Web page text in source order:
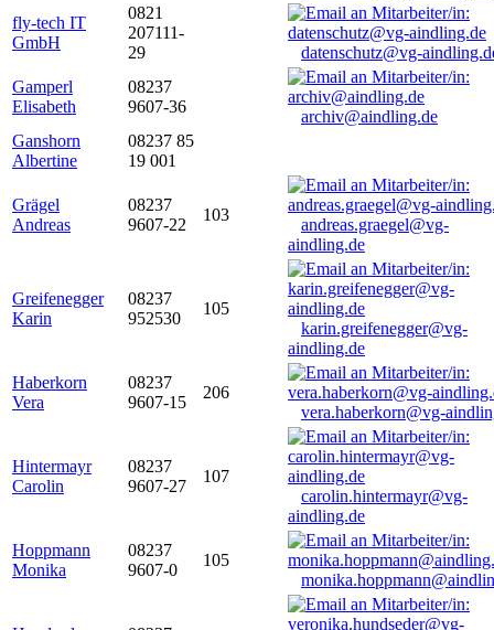
fly-tech IT
GmbH
0821
207111-
29
datenschutz@vg-
Gamperl
Elisabeth
08237
9607-36
archiv@aindling.de
Ganshorn
Albertine
08237 85
19 001
Grägel
Andreas
08237
9607-22
103
andreas.graegel@vg-
aindling.de
Greifenegger
Karin
08237
952530
105
karin.greifenegger@vg-
aindling.de
Haberkorn
Vera
08237
9607-15
206
vera.haberkorn@vg-
Hintermayr
Carolin
08237
9607-27
107
carolin.hintermayr@vg-
aindling.de
Hoppmann
Monika
08237
9607-0
105